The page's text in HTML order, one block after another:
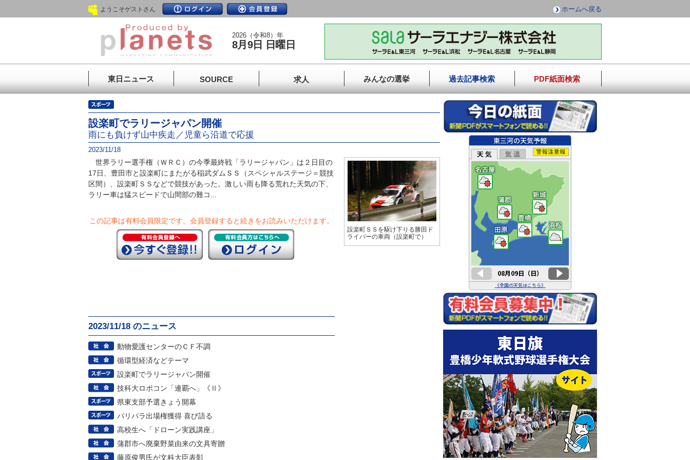
ようこそゲストさん ホームへ戻る
2026（令和8）年
8月9日 日曜日
東日ニュース SOURCE 求人 みんなの選挙 過去記事検索 PDF紙面検索
設楽町でラリージャパン開催
雨にも負けず山中疾走／児童ら沿道で応援
2023/11/18
世界ラリー選手権（ＷＲＣ）の今季最終戦「ラリージャパン」は２日目の
17日、豊田市と設楽町にまたがる稲武ダムＳＳ（スペシャルステージ＝競技
区間）、設楽町ＳＳなどで競技があった。激しい雨も降る荒れた天気の下、
ラリー車は猛スピードで山間部の難コ...
この記事は有料会員限定です。 会員登録すると続きをお読みいただけます。
2023/11/18 のニュース
動物愛護センターのＣＦ不調
循環型経済などテーマ
設楽町でラリージャパン開催
技科大ロボコン「連覇へ」《Ⅱ》
県東支部予選きょう開幕
パリパラ出場権獲得 喜び語る
高校生へ「ドローン実践講座」
蒲郡市へ廃棄野菜由来の文具寄贈
藤原俊男氏が文科大臣表彰
設楽町ＳＳを駆け下りる勝田ド
ライバーの車両（設楽町で）